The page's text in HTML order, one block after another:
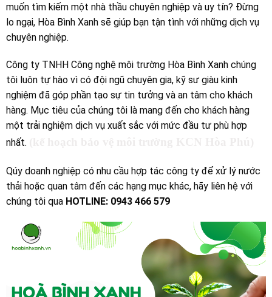
muốn tìm kiếm một nhà thầu chuyên nghiệp và uy tín? Đừng
lo ngại, Hòa Bình Xanh sẽ giúp bạn tận tình với những dịch vụ
chuyên nghiệp.
Công ty TNHH Công nghệ môi trường Hòa Bình Xanh chúng
tôi luôn tự hào vì có đội ngũ chuyên gia, kỹ sư giàu kinh
nghiệm đã góp phần tạo sự tin tưởng và an tâm cho khách
hàng. Mục tiêu của chúng tôi là mang đến cho khách hàng
một trải nghiệm dịch vụ xuất sắc với mức đầu tư phù hợp
nhất.
Qúy doanh nghiệp có nhu cầu hợp tác công ty để xử lý nước
thải hoặc quan tâm đến các hạng mục khác, hãy liên hệ với
chúng tôi qua HOTLINE: 0943 466 579